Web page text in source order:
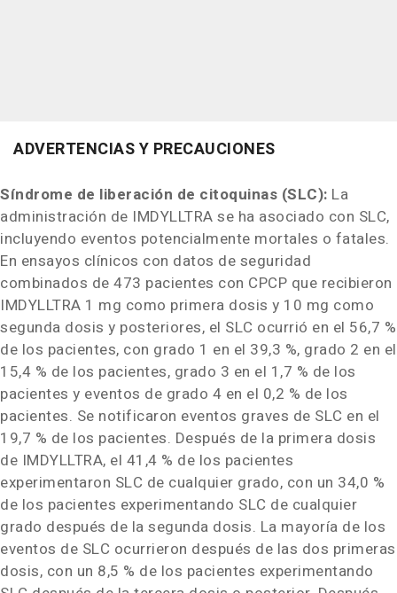
ADVERTENCIAS Y PRECAUCIONES
Síndrome de liberación de citoquinas (SLC): La
administración de IMDYLLTRA se ha asociado con SLC,
incluyendo eventos potencialmente mortales o fatales.
En ensayos clínicos con datos de seguridad
combinados de 473 pacientes con CPCP que recibieron
IMDYLLTRA 1 mg como primera dosis y 10 mg como
segunda dosis y posteriores, el SLC ocurrió en el 56,7 %
de los pacientes, con grado 1 en el 39,3 %, grado 2 en el
15,4 % de los pacientes, grado 3 en el 1,7 % de los
pacientes y eventos de grado 4 en el 0,2 % de los
pacientes. Se notificaron eventos graves de SLC en el
19,7 % de los pacientes. Después de la primera dosis
de IMDYLLTRA, el 41,4 % de los pacientes
experimentaron SLC de cualquier grado, con un 34,0 %
de los pacientes experimentando SLC de cualquier
grado después de la segunda dosis. La mayoría de los
eventos de SLC ocurrieron después de las dos primeras
dosis, con un 8,5 % de los pacientes experimentando